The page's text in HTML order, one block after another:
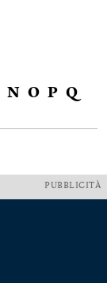
N O P Q
PUBBLICITÀ